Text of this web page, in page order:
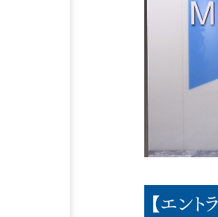
【エン